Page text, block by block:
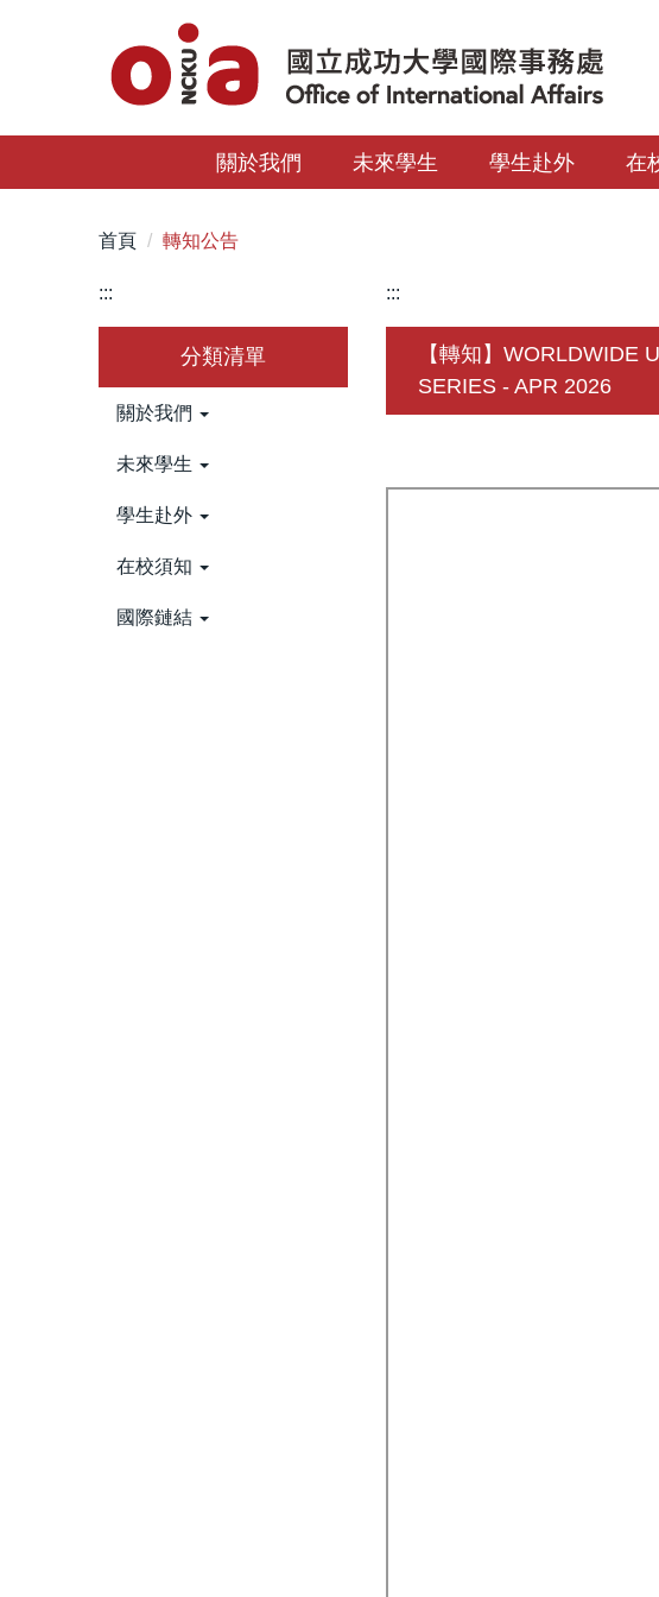
內
區
關於我們 未來學生 學生赴外 在
首頁 轉知公告
:::
分類清單
關於我們
未來學生
學生赴外
在校須知
國際鏈結
:::
【轉知】WORLDWIDE
SERIES - APR 2026